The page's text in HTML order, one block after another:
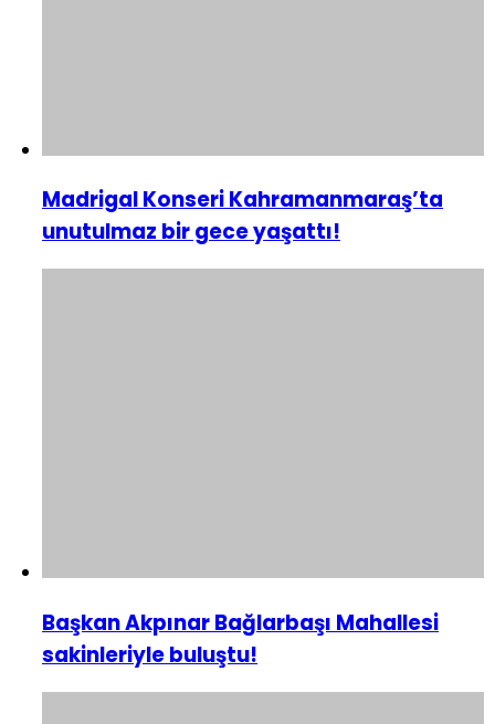
Madrigal Konseri Kahramanmaraş’ta
unutulmaz bir gece yaşattı!
Başkan Akpınar Bağlarbaşı Mahallesi
sakinleriyle buluştu!